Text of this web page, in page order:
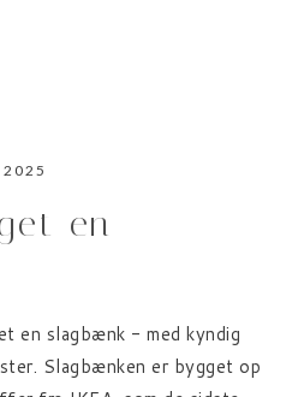
2025
en
en slagbænk - med kyndig
Slagbænken er bygget op